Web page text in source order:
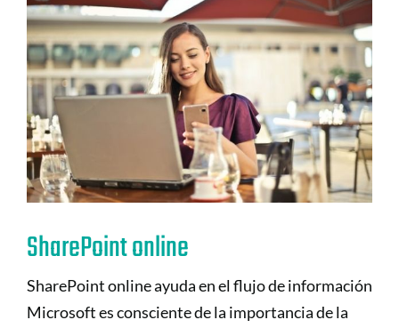
SharePoint online
SharePoint online ayuda en el flujo de información
Microsoft es consciente de la importancia de la